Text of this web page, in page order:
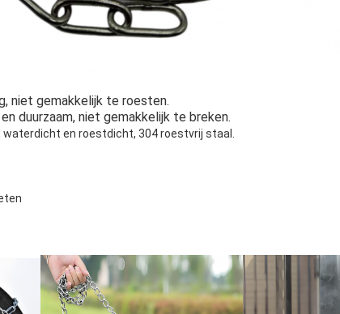
niet gemakkelijk te roesten.
duurzaam, niet gemakkelijk te breken.
en roestdicht, 304 roestvrij staal.